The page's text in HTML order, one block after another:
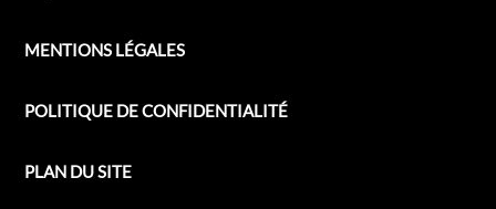
MENTIONS LÉGALES
POLITIQUE DE CONFIDENTIALITÉ
PLAN DU SITE